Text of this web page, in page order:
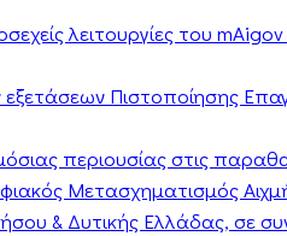
λειτουργίες του
Πιστοποίησης
περιουσίας στις
Μετασχηματισμός
& Δυτικής Ελλάδας, σε